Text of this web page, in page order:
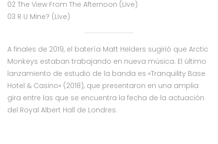
02 The View From The Afternoon (Live)
03 R U Mine? (Live)
A finales de 2019, el batería Matt Helders sugirió que Arctic
Monkeys estaban trabajando en nueva música. El último
lanzamiento de estudio de la banda es «Tranquility Base
Hotel & Casino» (2018), que presentaron en una amplia
gira entre las que se encuentra la fecha de la actuación
del Royal Albert Hall de Londres.